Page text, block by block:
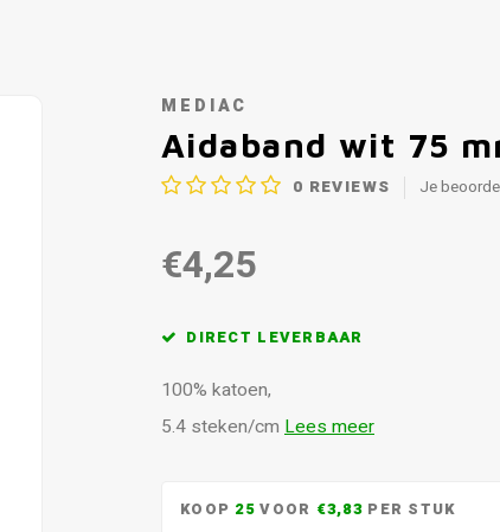
MEDIAC
Aidaband wit 75
0 REVIEWS Je
€4,25
DIRECT LEVERBAAR
100% katoen,
5.4 steken/cm Lees meer
KOOP 25VOOR €3,83 PER STUK